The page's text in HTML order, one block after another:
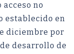
no
establecido en
diciembre por
desarrollo de